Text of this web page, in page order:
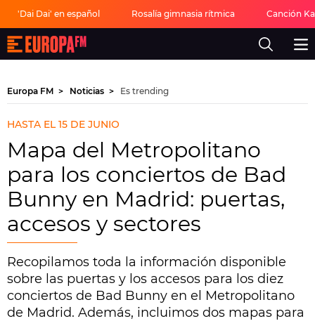
'Dai Dai' en español Rosalía gimnasia rítmica Canción
Europa
FM
-
mejor
música,
virales,
celebrities
y
estilo
de
Europa
FM
Europa FM Noticias Es trending
HASTA EL 15 DE JUNIO
Mapa del Metropolitano
para los conciertos de Bad
Bunny en Madrid: puertas,
accesos y sectores
Recopilamos toda la información disponible
sobre las puertas y los accesos para los diez
conciertos de Bad Bunny en el Metropolitano
de Madrid. Además, incluimos dos mapas para